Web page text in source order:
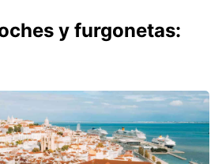
y furgonetas: